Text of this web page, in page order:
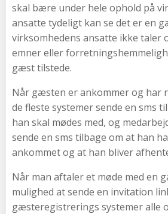
skal bære under hele ophold på
ansatte tydeligt kan se det er en
virksomhedens ansatte ikke taler
emner eller
gæst tilstede.
Når gæsten er ankommer og har
de fleste systemer sende en sms
han skal mødes med, og
sende en sms tilbage om at han
ankommet og at han bliver
Når man aftaler et møde med en
mulighed at sende en invitation
gæsteregistrerings systemer alle